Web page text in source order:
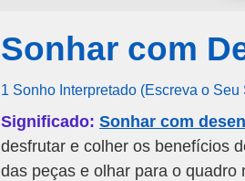
Sonhar com
1 Sonho Interpretado (Escreva o Seu
Significado: Sonhar com
desfrutar e colher os benefícios
das peças e olhar para o